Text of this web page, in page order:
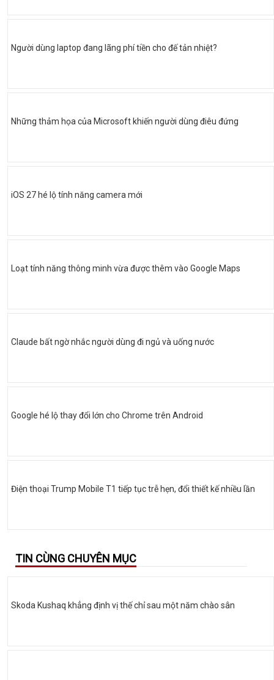
Người dùng laptop đang lãng phí tiền cho đế tản nhiệt?
Những thảm họa của Microsoft khiến người dùng điêu đứng
iOS 27 hé lộ tính năng camera mới
Loạt tính năng thông minh vừa được thêm vào Google Maps
Claude bất ngờ nhắc người dùng đi ngủ và uống nước
Google hé lộ thay đổi lớn cho Chrome trên Android
Điện thoại Trump Mobile T1 tiếp tục trễ hẹn, đổi thiết kế nhiều lần
TIN CÙNG CHUYÊN MỤC
Skoda Kushaq khẳng định vị thế chỉ sau một năm chào sân